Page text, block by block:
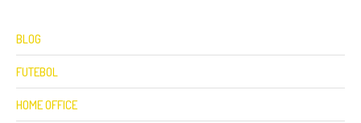
BLOG
FUTEBOL
HOME OFFICE